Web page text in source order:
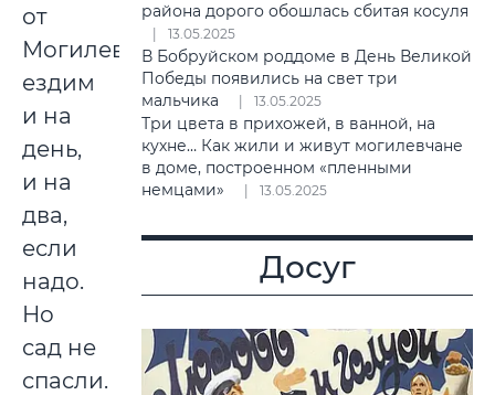
от
Могилева,
ездим
и на
день,
и на
два,
если
надо.
Но
сад не
спасли.
района дорого обошлась сбитая косуля
13.05.2025
В Бобруйском роддоме в День Великой
Победы появились на свет три
мальчика
13.05.2025
Три цвета в прихожей, в ванной, на
кухне… Как жили и живут могилевчане
в доме, построенном «пленными
немцами»
13.05.2025
Досуг